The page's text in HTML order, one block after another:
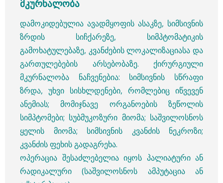
მკურნალობა
დამოკიდებულია ავადმყოფის ასაკზე, სიმსივნის
ზრდის სიჩქარეზე, სიმპტომატიკის
გამოხატულებაზე, კვანძების ლოკალიზაციასა და
გართულებების არსებობაზე. ქირურგიული
მკურნალობა ნაჩვენებია: სიმსივნის სწრაფი
ზრდა, უხვი სისხლდენები, რომლებიც იწვევენ
ანემიას; მომიჯნავე ორგანოების ზეწოლის
სიმპტომები; სუბმუკოზური მიომა; საშვილოსნოს
ყელის მიომა; სიმსივნის კვანძის ნეკროზი;
კვანძის ფეხის გადაგრეხა.
ოპერაცია შესაძლებელია იყოს პალიატური ან
რადიკალური (საშვილოსნოს ამპუტაცია ან